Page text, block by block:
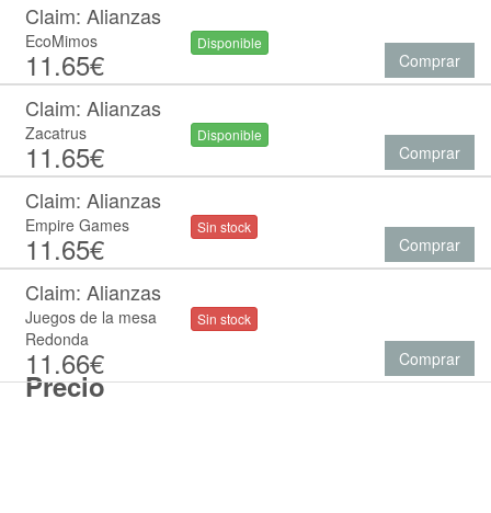
Precio
Claim: Alianzas
EcoMimos
11.65€
Disponible
Comprar
Claim: Alianzas
Zacatrus
11.65€
Disponible
Comprar
Claim: Alianzas
Empire Games
11.65€
Sin stock
Comprar
Claim: Alianzas
Juegos de la mesa
Redonda
11.66€
Sin stock
Comprar